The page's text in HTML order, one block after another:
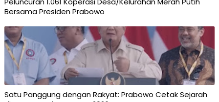
Bersama Presiden Prabowo
Satu Panggung dengan Rakyat: Prabowo Cetak Sejarah